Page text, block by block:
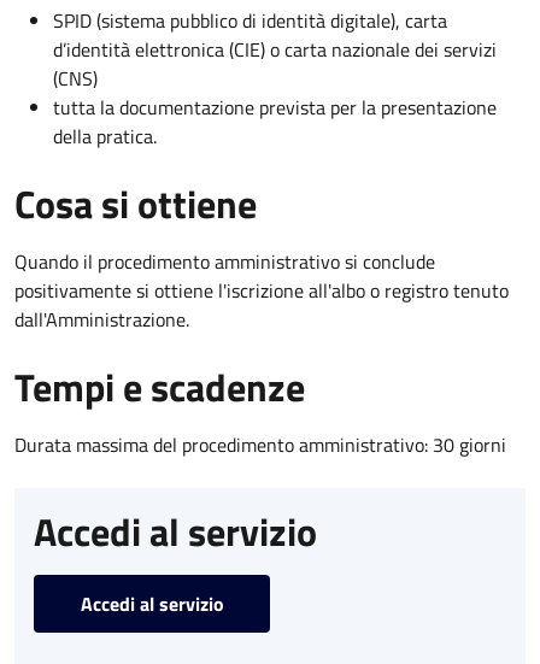
SPID (sistema pubblico di identità digitale), carta
d’identità elettronica (CIE) o carta nazionale dei servizi
(CNS)
tutta la documentazione prevista per la presentazione
della pratica.
Cosa si ottiene
Quando il procedimento amministrativo si conclude
positivamente si ottiene l'iscrizione all'albo o registro tenuto
dall'Amministrazione.
Tempi e scadenze
Durata massima del procedimento amministrativo: 30 giorni
Accedi al servizio
Accedi al servizio